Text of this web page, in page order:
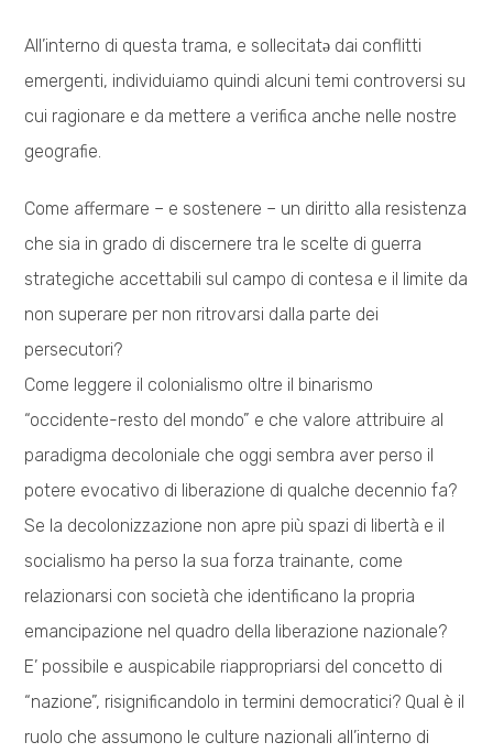
All’interno di questa trama, e sollecitatə dai conflitti
emergenti, individuiamo quindi alcuni temi controversi su
cui ragionare e da mettere a verifica anche nelle nostre
geografie.
Come affermare – e sostenere – un diritto alla resistenza
che sia in grado di discernere tra le scelte di guerra
strategiche accettabili sul campo di contesa e il limite da
non superare per non ritrovarsi dalla parte dei
persecutori?
Come leggere il colonialismo oltre il binarismo
“occidente-resto del mondo” e che valore attribuire al
paradigma decoloniale che oggi sembra aver perso il
potere evocativo di liberazione di qualche decennio fa?
Se la decolonizzazione non apre più spazi di libertà e il
socialismo ha perso la sua forza trainante, come
relazionarsi con società che identificano la propria
emancipazione nel quadro della liberazione nazionale?
E’ possibile e auspicabile riappropriarsi del concetto di
“nazione”, risignificandolo in termini democratici? Qual è il
ruolo che assumono le culture nazionali all’interno di